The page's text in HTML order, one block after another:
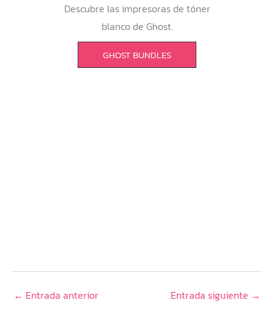
Descubre las impresoras de tóner
blanco de Ghost.
GHOST BUNDLES
← Entrada anterior Entrada siguiente →